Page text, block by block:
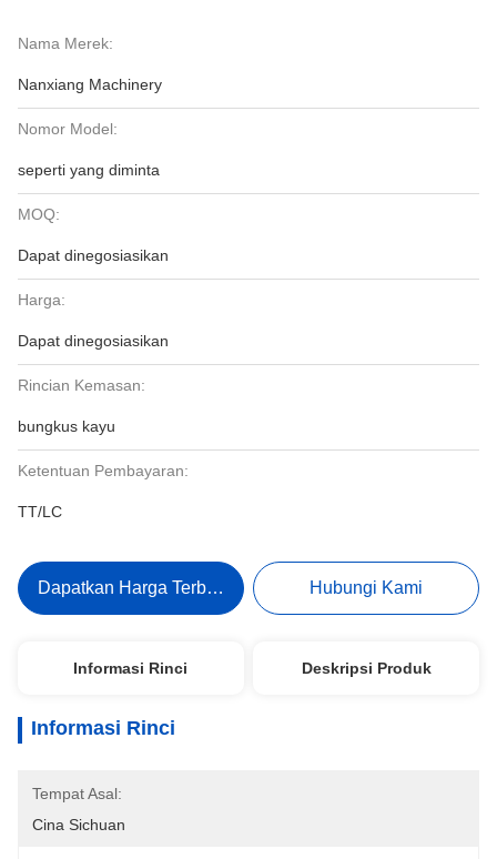
Nama Merek:
Nanxiang Machinery
Nomor Model:
seperti yang diminta
MOQ:
Dapat dinegosiasikan
Harga:
Dapat dinegosiasikan
Rincian Kemasan:
bungkus kayu
Ketentuan Pembayaran:
TT/LC
Dapatkan Harga Terbaik Hubungi Kami
Informasi Rinci Deskripsi Produk
Informasi Rinci
Tempat Asal:
Cina Sichuan